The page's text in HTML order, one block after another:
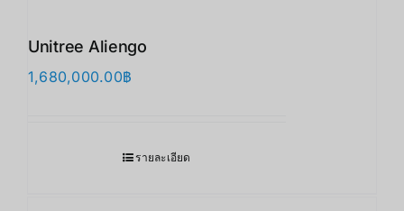
Unitree Aliengo
1,680,000.00฿
รายละเอียด